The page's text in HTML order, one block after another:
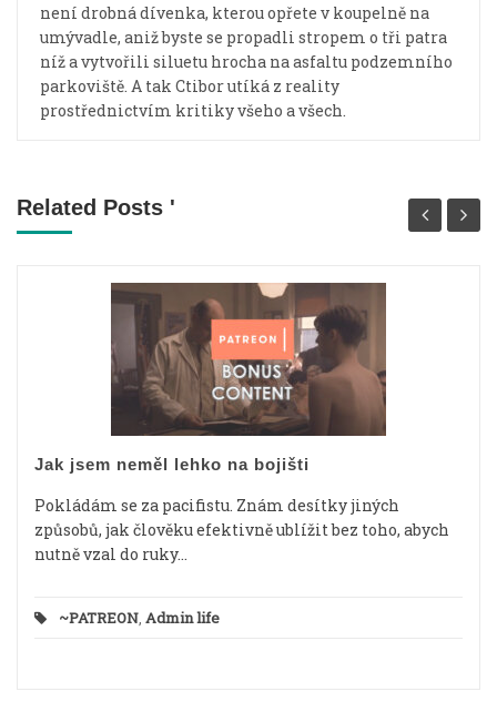
není drobná dívenka, kterou opřete v koupelně na
umývadle, aniž byste se propadli stropem o tři patra
níž a vytvořili siluetu hrocha na asfaltu podzemního
parkoviště. A tak Ctibor utíká z reality
prostřednictvím kritiky všeho a všech.
Related Posts '
Jak jsem neměl lehko na bojišti
Pokládám se za pacifistu. Znám desítky jiných
způsobů, jak člověku efektivně ublížit bez toho, abych
nutně vzal do ruky...
~PATREON, Admin life